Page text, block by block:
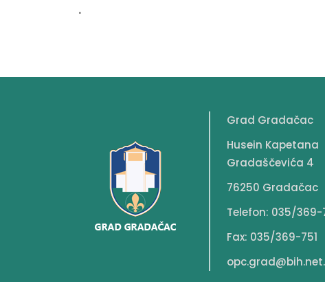
.
Grad Gradačac
Husein Kapetana
Gradaščevića 4
76250 Gradačac
Telefon: 035/369-
Fax: 035/369-751